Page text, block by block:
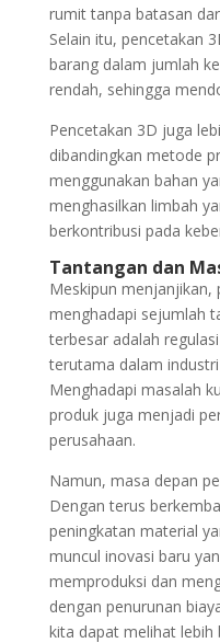
rumit tanpa batasan
Selain itu, pencetakan
barang dalam jumlah
rendah, sehingga
Pencetakan 3D juga
dibandingkan metode
menggunakan bahan
menghasilkan limbah
berkontribusi pada
Tantangan dan
Meskipun menjanjikan,
menghadapi sejumlah
terbesar adalah
terutama dalam
Menghadapi masalah
produk juga menjadi
perusahaan.
Namun, masa depan
Dengan terus
peningkatan material
muncul inovasi baru
memproduksi dan
dengan penurunan
kita dapat melihat lebih